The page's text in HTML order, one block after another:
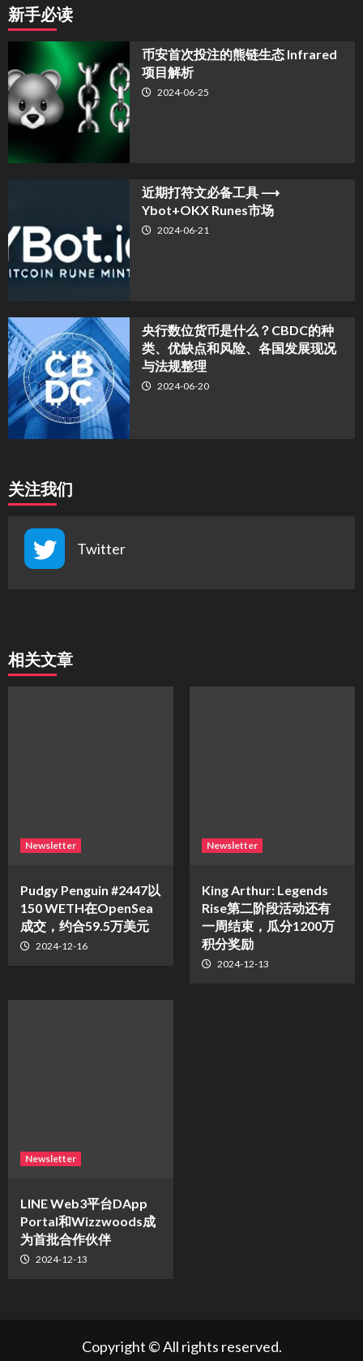
新手必读
币安首次投注的熊链生态 Infrared
项目解析
2024-06-25
近期打符文必备工具 ⟶
Ybot+OKX Runes市场
2024-06-21
央行数位货币是什么？CBDC的种
类、优缺点和风险、各国发展现况
与法规整理
2024-06-20
关注我们
Twitter
相关文章
Newsletter
Pudgy Penguin #2447以
150 WETH在OpenSea
成交，约合59.5万美元
2024-12-16
Newsletter
King Arthur: Legends
Rise第二阶段活动还有
一周结束，瓜分1200万
积分奖励
2024-12-13
Newsletter
LINE Web3平台DApp
Portal和Wizzwoods成
为首批合作伙伴
2024-12-13
Copyright © All rights reserved.